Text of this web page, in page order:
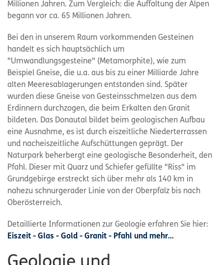
Millionen Jahren. Zum Vergleich: die Auffaltung der Alpen
begann vor ca. 65 Millionen Jahren.
Bei den in unserem Raum vorkommenden Gesteinen
handelt es sich hauptsächlich um
"Umwandlungsgesteine" (Metamorphite), wie zum
Beispiel Gneise, die u.a. aus bis zu einer Milliarde Jahre
alten Meeresablagerungen entstanden sind. Später
wurden diese Gneise von Gesteinsschmelzen aus dem
Erdinnern durchzogen, die beim Erkalten den Granit
bildeten. Das Donautal bildet beim geologischen Aufbau
eine Ausnahme, es ist durch eiszeitliche Niederterrassen
und nacheiszeitliche Aufschüttungen geprägt. Der
Naturpark beherbergt eine geologische Besonderheit, den
Pfahl. Dieser mit Quarz und Schiefer gefüllte "Riss" im
Grundgebirge erstreckt sich über mehr als 140 km in
nahezu schnurgerader Linie von der Oberpfalz bis nach
Oberösterreich.
Detaillierte Informationen zur Geologie erfahren Sie hier:
Eiszeit - Glas - Gold - Granit - Pfahl und mehr...